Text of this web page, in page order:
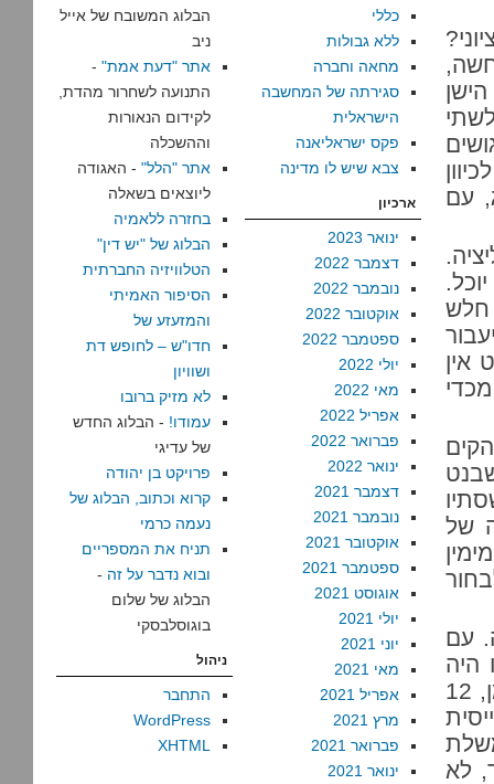
לכיוון
חריג, עם
חלש
אין
של
עם
היה
מיעוט. היו לו בסך הכל 43 מנדטים (19 ליכוד, 12 ליברמן, 12
לא
כללי
ללא גבולות
מחאה וחברה
סגירתה של המחשבה
הישראלית
פקס ישראליאנה
צבא שיש לו מדינה
ארכיון
ינואר 2023
דצמבר 2022
נובמבר 2022
אוקטובר 2022
ספטמבר 2022
יולי 2022
מאי 2022
אפריל 2022
פברואר 2022
ינואר 2022
דצמבר 2021
נובמבר 2021
אוקטובר 2021
ספטמבר 2021
אוגוסט 2021
יולי 2021
יוני 2021
מאי 2021
אפריל 2021
מרץ 2021
פברואר 2021
ינואר 2021
הבלוג המשובח של אייל
ניב
אתר "דעת אמת" -
התנועה לשחרור מהדת,
לקידום הנאורות
וההשכלה
אתר "הלל" - האגודה
ליוצאים בשאלה
בחזרה ללאמיה
הבלוג של "יש דין"
הטלוויזיה החברתית
הסיפור האמיתי
והמזעזע של
חדו"ש – לחופש דת
ושוויון
לא מזיק ברובו
עמודו! - הבלוג החדש
של עדיגי
פרויקט בן יהודה
קרוא וכתוב, הבלוג של
נעמה כרמי
תניח את המספריים
ובוא נדבר על זה -
הבלוג של שלום
בוגוסלבסקי
ניהול
התחבר
WordPress
XHTML